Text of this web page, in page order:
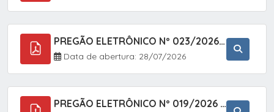
PREGÃO ELETRÔNICO Nº 023/2026 - AQUISIÇÃO DE ENXOVAL INFANTIL, EM ATENDIMENTO À SECRETARIA MUNICIPAL DE EDUCAÇÃO, ATRAVÉS DO SISTEMA DE REGISTRO DE PREÇOS (SRP).
Data de abertura: 28/07/2026
PREGÃO ELETRÔNICO Nº 019/2026 - CONTRATAÇÃO DE EMPRESA ESPECIALIZADA PARA A PRESTAÇÃO DE SERVIÇOS VETERINÁRIOS CLÍNICOS E CIRÚRGICOS, COM FOCO EM AÇÕES DE SAÚDE PÚBLICA, BEM-ESTAR ANIMAL E CONTROLE POPULACIONAL ÉTICO DE CÃES E GATOS, EM ATENDIMENTO À